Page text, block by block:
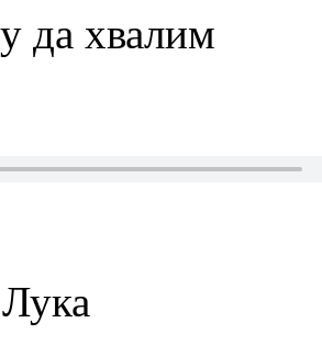
да хвалим